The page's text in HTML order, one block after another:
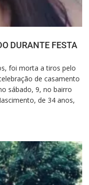
DURANTE FESTA
foi morta a tiros pelo
de casamento
sábado, 9, no bairro
de 34 anos,